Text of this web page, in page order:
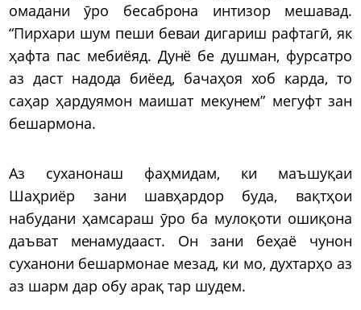
омадани ӯро бесаброна интизор мешавад.
“Пирхари шум пеши беваи дигариш рафтагӣ, як
ҳафта пас мебиёяд. Дунё бе душман, фурсатро
аз даст надода биёед, бачаҳоя хоб карда, то
саҳар ҳардуямон маишат мекунем” мегуфт зан
бешармона.
Аз суханонаш фаҳмидам, ки маъшуқаи
Шаҳриёр зани шавҳардор буда, вақтҳои
набудани ҳамсараш ӯро ба мулоқоти ошиқона
даъват менамудааст. Он зани беҳаё чунон
суханони бешармонае мезад, ки мо, духтарҳо аз
аз шарм дар обу арақ тар шудем.